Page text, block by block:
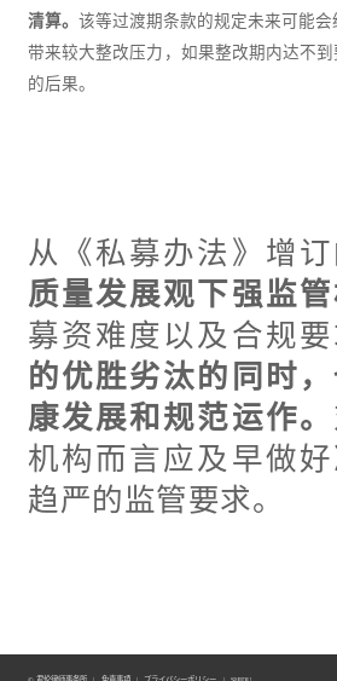
清算。 该等过渡期条款的规定未来可能
带来较大整改压力，如果整改期内达不
的后果。
从《私募办法》增
质量发展观下强监
募资难度以及合规
的优胜劣汰的同时
康发展和规范运作。
机构而言应及早做
趋严的监管要求。
© 君伦律师事务所 | 免責事項 | プライバシーポリシー | SHIDU